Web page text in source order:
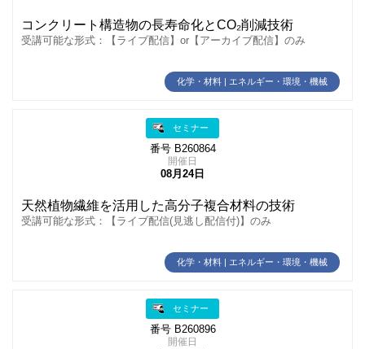
コンクリート構造物の長寿命化とCO₂削減技術
受講可能な形式：【ライブ配信】or【アーカイブ配信】のみ
化学・材料 | エネルギー・環境・機械
セミナー
番号 B260864
開催日
08月24日
天然植物繊維を活用した高分子複合材料の技術
受講可能な形式：【ライブ配信(見逃し配信付)】のみ
化学・材料 | エネルギー・環境・機械
セミナー
番号 B260896
開催日